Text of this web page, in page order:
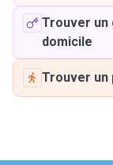
Trouver un
domicile
Trouver un